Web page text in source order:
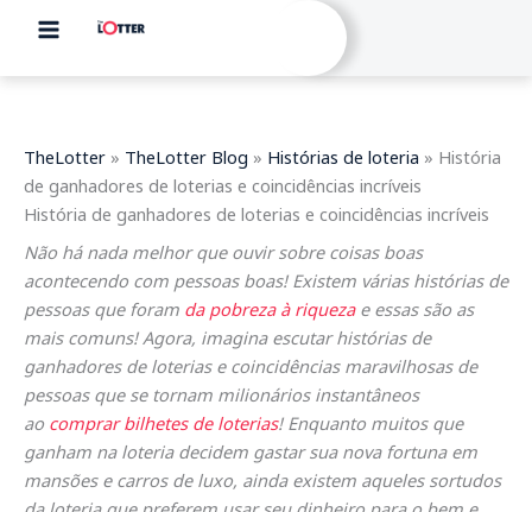
content
TheLotter » TheLotter Blog » Histórias de loteria » História
de ganhadores de loterias e coincidências incríveis
História de ganhadores de loterias e coincidências incríveis
Não há nada melhor que ouvir sobre coisas boas
acontecendo com pessoas boas! Existem várias histórias de
pessoas que foram da pobreza à riquezae essas são as
mais comuns! Agora, imagina escutar histórias de
ganhadores de loterias e coincidências maravilhosas de
pessoas que se tornam milionários instantâneos
ao comprar bilhetes de loterias! Enquanto muitos que
ganham na loteria decidem gastar sua nova fortuna em
mansões e carros de luxo, ainda existem aqueles sortudos